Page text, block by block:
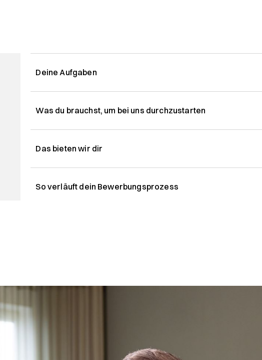
Deine Aufgaben
Was du brauchst, um bei uns durchzustarten
Das bieten wir dir
So verläuft dein Bewerbungsprozess